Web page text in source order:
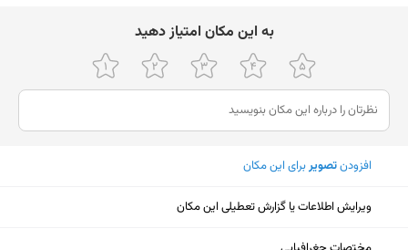
چهارشنبه
۱۷:۳۰ تا ۲۴
پنجشنبه
۱۷:۳۰ تا ۲۴
جمعه
ﺑﻪ اﯾﻦ ﻣﮑﺎن اﻣﺘﯿﺎز دﻫﯿﺪ
افزودنتصویربرای این مکان
ویرایش اطلاعات یا گزارش تعطیلی این مکان